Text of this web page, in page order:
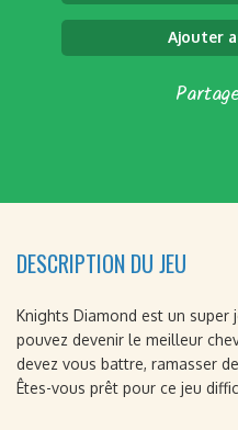
Ajouter
DESCRIPTION DU JEU
Knights Diamond est un
pouvez devenir le meilleur
devez vous battre, ramasser
Êtes-vous prêt pour ce jeu